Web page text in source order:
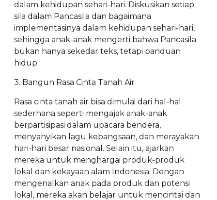
dalam kehidupan sehari-hari. Diskusikan setiap
sila dalam Pancasila dan bagaimana
implementasinya dalam kehidupan sehari-hari,
sehingga anak-anak mengerti bahwa Pancasila
bukan hanya sekedar teks, tetapi panduan
hidup.
3. Bangun Rasa Cinta Tanah Air
Rasa cinta tanah air bisa dimulai dari hal-hal
sederhana seperti mengajak anak-anak
berpartisipasi dalam upacara bendera,
menyanyikan lagu kebangsaan, dan merayakan
hari-hari besar nasional. Selain itu, ajarkan
mereka untuk menghargai produk-produk
lokal dan kekayaan alam Indonesia. Dengan
mengenalkan anak pada produk dan potensi
lokal, mereka akan belajar untuk mencintai dan